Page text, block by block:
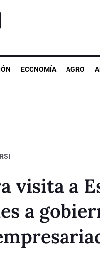
ECONOMÍA AGRO
visita a
a